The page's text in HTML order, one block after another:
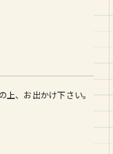
、お出かけ下さい。